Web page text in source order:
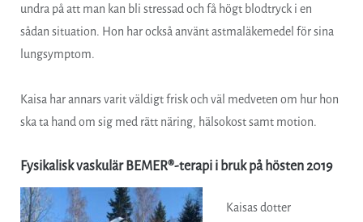
undra på att man kan bli stressad och få högt blodtryck i en
sådan situation. Hon har också använt astmaläkemedel för sina
lungsymptom.
Kaisa har annars varit väldigt frisk och väl medveten om hur hon
ska ta hand om sig med rätt näring, hälsokost samt motion.
Fysikalisk vaskulär BEMER®-terapi i bruk på hösten 2019
Kaisas dotter